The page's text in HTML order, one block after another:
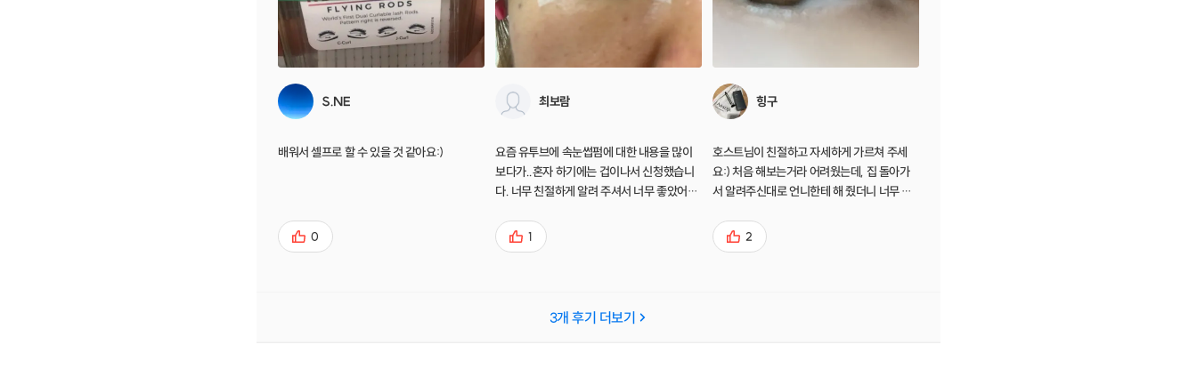
S.NE
배워서 셀프로 할 수 있을 것 같아요:)
0
최보람
요즘 유투브에 속눈썹펌에 대한 내용을 많이
보다가..혼자 하기에는 겁이나서 신청했습니
다. 너무 친절하게 알려 주셔서 너무 좋았어요
1
힝구
호스트님이 친절하고 자세하게 가르쳐 주세
요:) 처음 해보는거라 어려웠는데, 집 돌아가
서 알려주신대로 언니한테 해 줬더니 너무 예
야겠어요🥰 재료도 좋은 거 사용하시고, 만족
합니다👏🏻👏🏻
2
3개 후기 더보기